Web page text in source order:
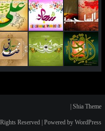
Shia Theme
|
Reserved | Powered by WordPress